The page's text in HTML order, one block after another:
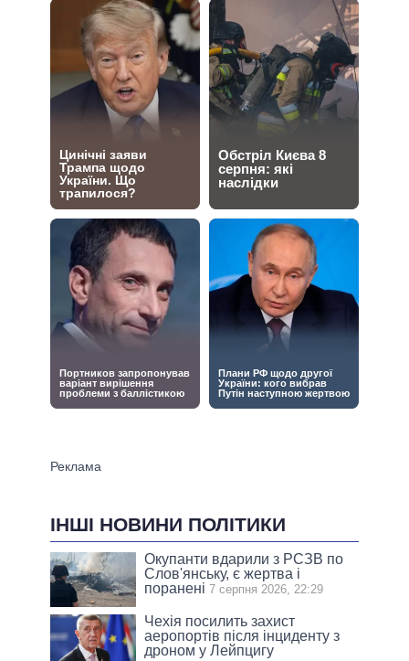
ІНШІ НОВИНИ ПОЛІТИКИ
Окупанти вдарили з РСЗВ по
Слов'янську, є жертва і
поранені 7 серпня 2026, 22:29
Чехія посилить захист
аеропортів після інциденту з
дроном у Лейпцигу